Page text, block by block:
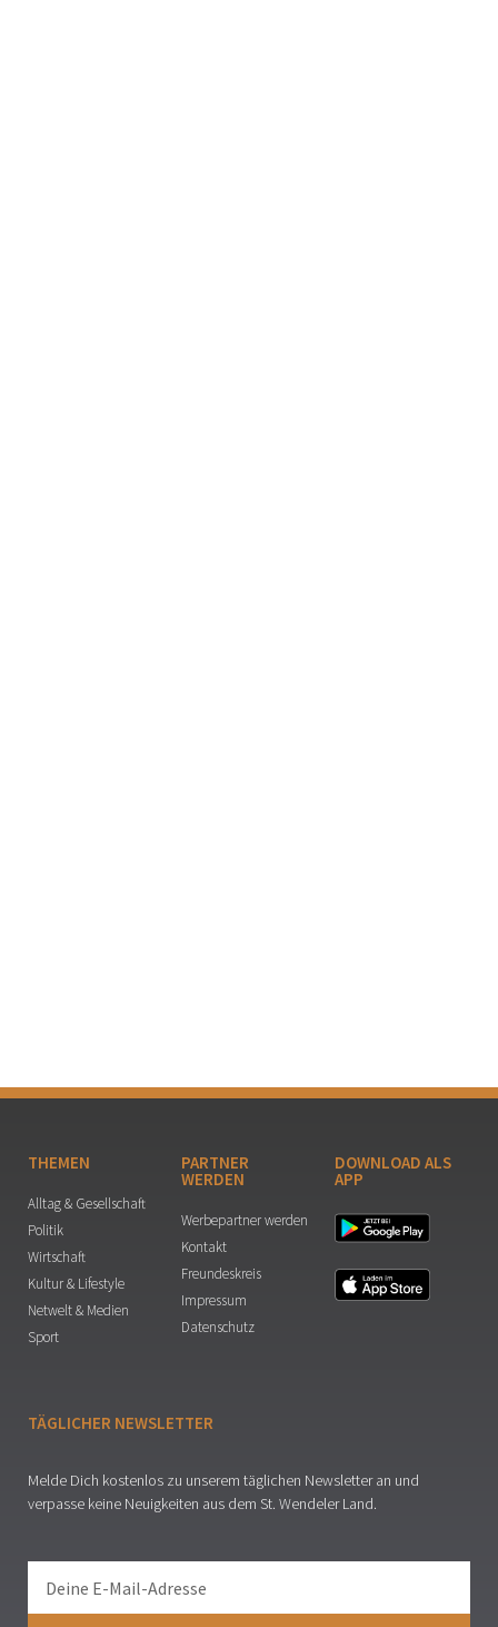
THEMEN
Alltag & Gesellschaft
Politik
Wirtschaft
Kultur & Lifestyle
Netwelt & Medien
Sport
PARTNER
WERDEN
Werbepartner werden
Kontakt
Freundeskreis
Impressum
Datenschutz
DOWNLOAD ALS
APP
TÄGLICHER NEWSLETTER
Melde Dich kostenlos zu unserem täglichen Newsletter an und
verpasse keine Neuigkeiten aus dem St. Wendeler Land.